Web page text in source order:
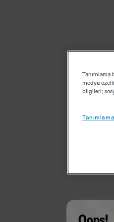
medya
bilgileri;